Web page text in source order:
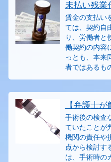
未払い残業
賃金の支払い
ては、契約自
り、労働者と
働契約の内容
っとも、本来
者ではあるも
【弁護士
手術後の検査
ていたことが
機関の責任や
点から検討す
は、手術時の